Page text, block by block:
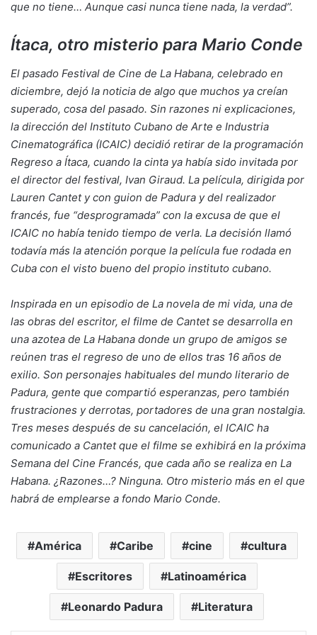
que no tiene… Aunque casi nunca tiene nada, la verdad”.
Ítaca, otro misterio para Mario Conde
El pasado Festival de Cine de La Habana, celebrado en
diciembre, dejó la noticia de algo que muchos ya creían
superado, cosa del pasado. Sin razones ni explicaciones,
la dirección del Instituto Cubano de Arte e Industria
Cinematográfica (ICAIC) decidió retirar de la programación
Regreso a Ítaca, cuando la cinta ya había sido invitada por
el director del festival, Ivan Giraud. La película, dirigida por
Lauren Cantet y con guion de Padura y del realizador
francés, fue “desprogramada” con la excusa de que el
ICAIC no había tenido tiempo de verla. La decisión llamó
todavía más la atención porque la película fue rodada en
Cuba con el visto bueno del propio instituto cubano.
Inspirada en un episodio de La novela de mi vida, una de
las obras del escritor, el filme de Cantet se desarrolla en
una azotea de La Habana donde un grupo de amigos se
reúnen tras el regreso de uno de ellos tras 16 años de
exilio. Son personajes habituales del mundo literario de
Padura, gente que compartió esperanzas, pero también
frustraciones y derrotas, portadores de una gran nostalgia.
Tres meses después de su cancelación, el ICAIC ha
comunicado a Cantet que el filme se exhibirá en la próxima
Semana del Cine Francés, que cada año se realiza en La
Habana. ¿Razones…? Ninguna. Otro misterio más en el que
habrá de emplearse a fondo Mario Conde.
América Caribe cine cultura
Escritores Latinoamérica
Leonardo Padura Literatura